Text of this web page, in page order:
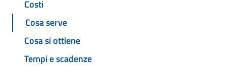
Costi
Cosa serve
Cosa si ottiene
Tempi e scadenze